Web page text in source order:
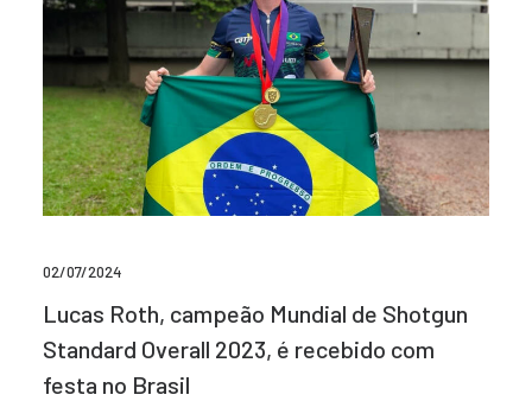
02/07/2024
Lucas Roth, campeão Mundial de Shotgun
Standard Overall 2023, é recebido com
festa no Brasil